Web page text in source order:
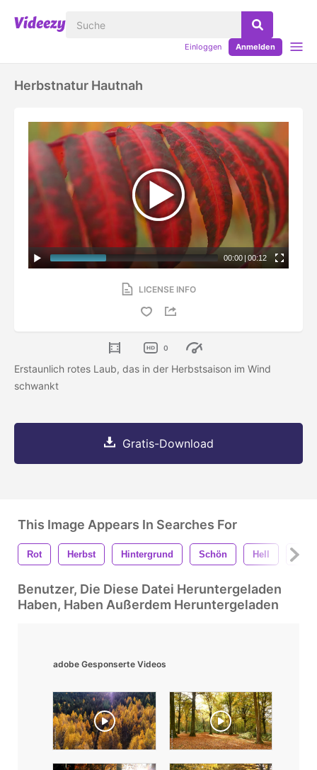
Einloggen Anmelden
Herbstnatur Hautnah
00:00 | 00:12
LICENSE INFO
0
Erstaunlich rotes Laub, das in der Herbstsaison im Wind
schwankt
Gratis-Download
This Image Appears In Searches For
Rot Herbst Hintergrund Schön Hell Bunt
Benutzer, Die Diese Datei Heruntergeladen
Haben, Haben Außerdem Heruntergeladen
adobe Gesponserte Videos